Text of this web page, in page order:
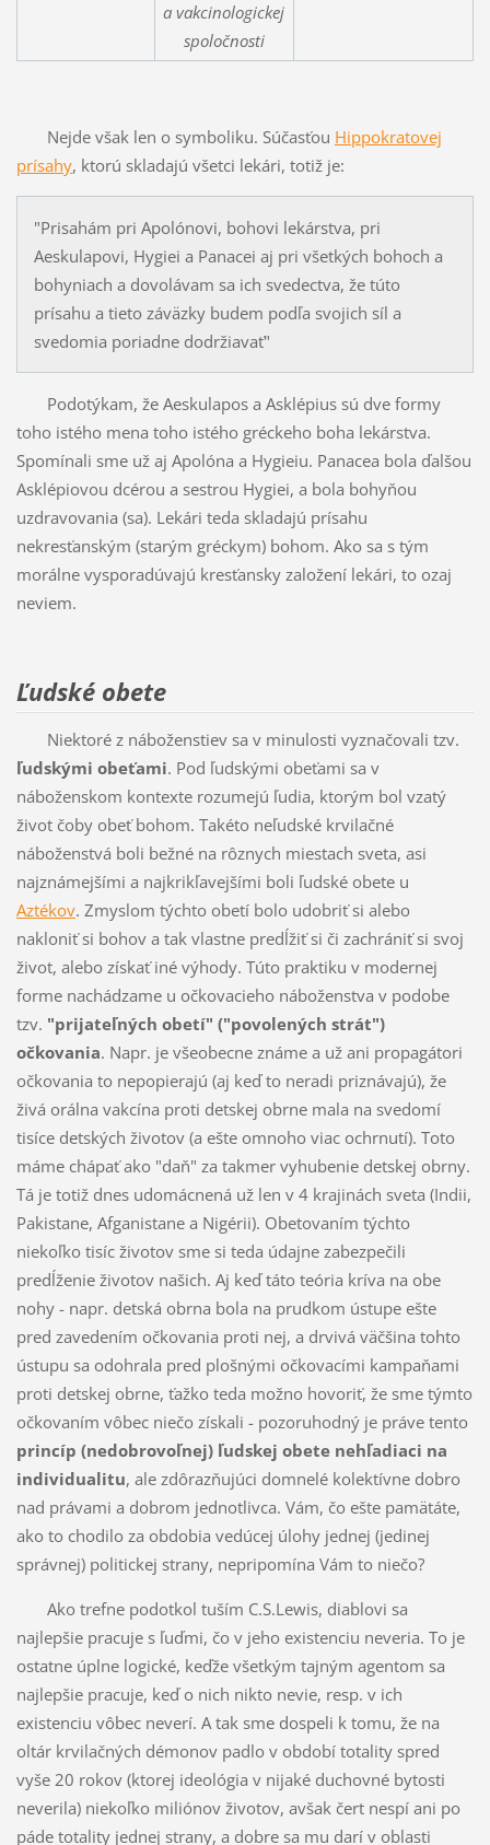
a vakcinologickej
spoločnosti
Nejde však len o symboliku. Súčasťou Hippokratovej
prísahy, ktorú skladajú všetci lekári, totiž je:
"Prisahám pri Apolónovi, bohovi lekárstva, pri
Aeskulapovi, Hygiei a Panacei aj pri všetkých bohoch a
bohyniach a dovolávam sa ich svedectva, že túto
prísahu a tieto záväzky budem podľa svojich síl a
svedomia poriadne dodržiavať"
Podotýkam, že Aeskulapos a Asklépius sú dve formy
toho istého mena toho istého gréckeho boha lekárstva.
Spomínali sme už aj Apolóna a Hygieiu. Panacea bola ďalšou
Asklépiovou dcérou a sestrou Hygiei, a bola bohyňou
uzdravovania (sa). Lekári teda skladajú prísahu
nekresťanským (starým gréckym) bohom. Ako sa s tým
morálne vysporadúvajú kresťansky založení lekári, to ozaj
neviem.
Ľudské obete
Niektoré z náboženstiev sa v minulosti vyznačovali tzv.
ľudskými obeťami. Pod ľudskými obeťami sa v
náboženskom kontexte rozumejú ľudia, ktorým bol vzatý
život čoby obeť bohom. Takéto neľudské krvilačné
náboženstvá boli bežné na rôznych miestach sveta, asi
najznámejšími a najkrikľavejšími boli ľudské obete u
Aztékov. Zmyslom týchto obetí bolo udobriť si alebo
nakloniť si bohov a tak vlastne predĺžiť si či zachrániť si svoj
život, alebo získať iné výhody. Túto praktiku v modernej
forme nachádzame u očkovacieho náboženstva v podobe
tzv. "prijateľných obetí" ("povolených strát")
očkovania. Napr. je všeobecne známe a už ani propagátori
očkovania to nepopierajú (aj keď to neradi priznávajú), že
živá orálna vakcína proti detskej obrne mala na svedomí
tisíce detských životov (a ešte omnoho viac ochrnutí). Toto
máme chápať ako "daň" za takmer vyhubenie detskej obrny.
Tá je totiž dnes udomácnená už len v 4 krajinách sveta (Indii,
Pakistane, Afganistane a Nigérii). Obetovaním týchto
niekoľko tisíc životov sme si teda údajne zabezpečili
predĺženie životov našich. Aj keď táto teória kríva na obe
nohy - napr. detská obrna bola na prudkom ústupe ešte
pred zavedením očkovania proti nej, a drvivá väčšina tohto
ústupu sa odohrala pred plošnými očkovacími kampaňami
proti detskej obrne, ťažko teda možno hovoriť, že sme týmto
očkovaním vôbec niečo získali - pozoruhodný je práve tento
princíp (nedobrovoľnej) ľudskej obete nehľadiaci na
individualitu, ale zdôrazňujúci domnelé kolektívne dobro
nad právami a dobrom jednotlivca. Vám, čo ešte pamätáte,
ako to chodilo za obdobia vedúcej úlohy jednej (jedinej
správnej) politickej strany, nepripomína Vám to niečo?
Ako trefne podotkol tuším C.S.Lewis, diablovi sa
najlepšie pracuje s ľuďmi, čo v jeho existenciu neveria. To je
ostatne úplne logické, keďže všetkým tajným agentom sa
najlepšie pracuje, keď o nich nikto nevie, resp. v ich
existenciu vôbec neverí. A tak sme dospeli k tomu, že na
oltár krvilačných démonov padlo v období totality spred
vyše 20 rokov (ktorej ideológia v nijaké duchovné bytosti
neverila) niekoľko miliónov životov, avšak čert nespí ani po
páde totality jednej strany, a dobre sa mu darí v oblasti